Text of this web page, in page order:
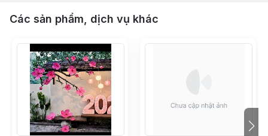
Các sản phẩm, dịch vụ khác